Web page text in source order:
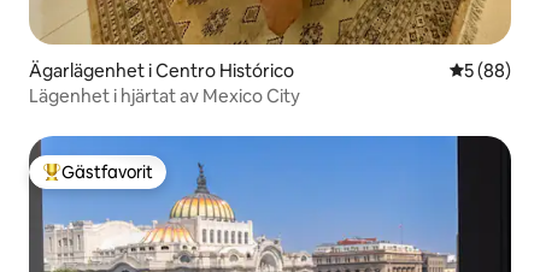
Ägarlägenhet i Centro Histórico 5 av 5 i
5 (88)
Lägenhet i hjärtat av Mexico City
Populär gästfavorit
Gästfavorit